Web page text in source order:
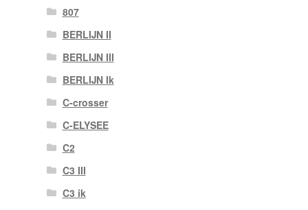
807
BERLIJN II
BERLIJN III
BERLIJN Ik
C-crosser
C-ELYSEE
C2
C3 III
C3 ik